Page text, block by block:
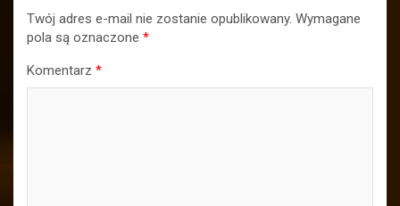
Twój adres e-mail nie zostanie opublikowany. Wymagane
pola są oznaczone *
Komentarz *